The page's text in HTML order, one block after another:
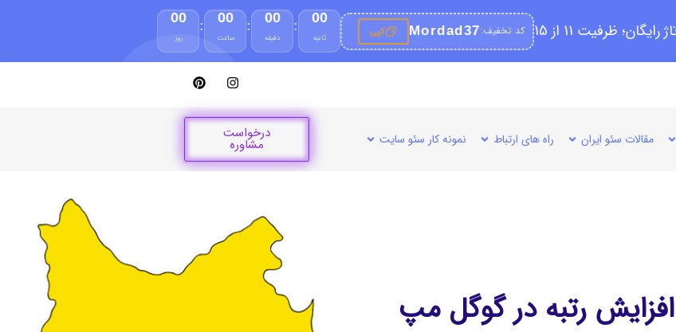
کد تخفیف:Mordad37 کپی
00
روز
:
00
ساعت
:
00
دقیقه
:
00
ثانیه
مقالات سئو ایران راه های ارتباط نمونه کار سئو سایت درخواست
مشاوره
افزایش رتبه در گوگل مپ